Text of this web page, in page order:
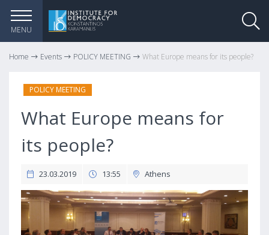
MENU
Home Events POLICY MEETING What Europe means for its people?
POLICY MEETING
What Europe means for
its people?
23.03.2019 13:55 Athens